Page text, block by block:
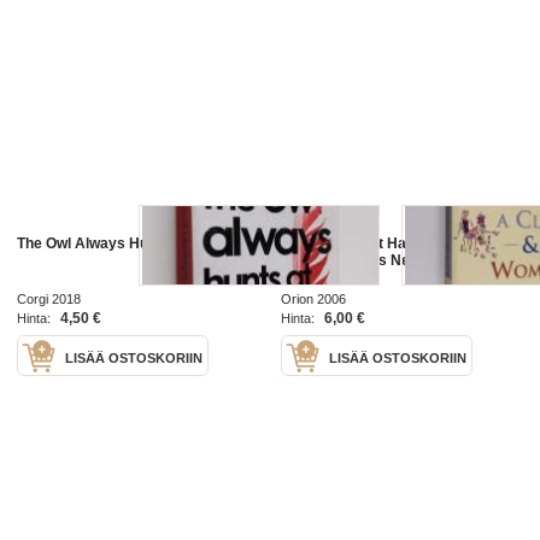
The Owl Always Hunts at Night
Corgi 2018
Hinta:
4,50 €
LISÄÄ OSTOSKORIIN
Why Men Don't Have a Clue &
Women Always Need More Shoes
Orion 2006
Hinta:
6,00 €
LISÄÄ OSTOSKORIIN